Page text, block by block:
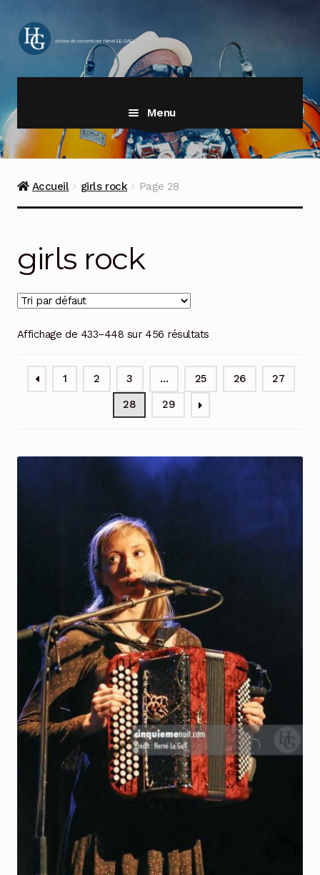
à
la
au
contenu
Menu
Accueil girls rock Page 28
girls rock
Affichage de 433–448 sur 456 résultats
1 2 3 … 25 26 27
28 29